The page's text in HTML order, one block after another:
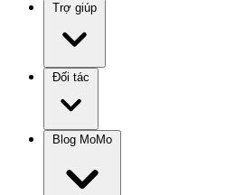
Trợ giúp
Đối tác
Blog MoMo